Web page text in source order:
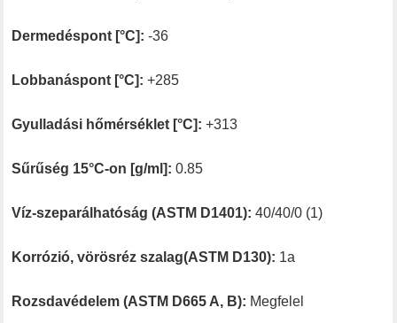
Dermedéspont [°C]: -36
Lobbanáspont [°C]: +285
Gyulladási hőmérséklet [°C]: +313
Sűrűség 15°C-on [g/ml]: 0.85
Víz-szeparálhatóság (ASTM D1401): 40/40/0 (1)
Korrózió, vörösréz szalag(ASTM D130): 1a
Rozsdavédelem (ASTM D665 A, B): Megfelel